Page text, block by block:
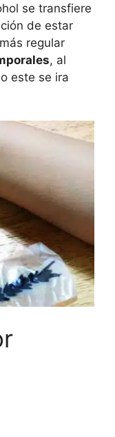
se transfiere
de estar
regular
, al
este se ira